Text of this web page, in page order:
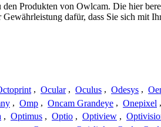
Produkten von Owlcam. Die hier
dafür, dass Sie sich mit
, Ocular , Oculus , Odesys ,
, Omp , Oncam Grandeye , Onepixel ,
, Optimus , Optio , Optiview ,